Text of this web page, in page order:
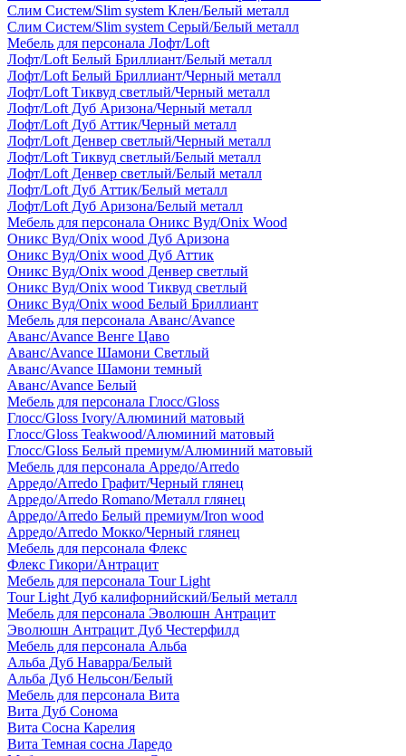
Слим Систем/Slim system Клен/Белый металл
Слим Систем/Slim system Серый/Белый металл
Мебель для персонала Лофт/Loft
Лофт/Loft Белый Бриллиант/Белый металл
Лофт/Loft Белый Бриллиант/Черный металл
Лофт/Loft Тиквуд светлый/Черный металл
Лофт/Loft Дуб Аризона/Черный металл
Лофт/Loft Дуб Аттик/Черный металл
Лофт/Loft Денвер светлый/Черный металл
Лофт/Loft Тиквуд светлый/Белый металл
Лофт/Loft Денвер светлый/Белый металл
Лофт/Loft Дуб Аттик/Белый металл
Лофт/Loft Дуб Аризона/Белый металл
Мебель для персонала Оникс Вуд/Onix Wood
Оникс Вуд/Onix wood Дуб Аризона
Оникс Вуд/Onix wood Дуб Аттик
Оникс Вуд/Onix wood Денвер светлый
Оникс Вуд/Onix wood Тиквуд светлый
Оникс Вуд/Onix wood Белый Бриллиант
Мебель для персонала Аванс/Avance
Аванс/Avance Венге Цаво
Аванс/Avance Шамони Светлый
Аванс/Avance Шамони темный
Аванс/Avance Белый
Мебель для персонала Глосс/Gloss
Глосс/Gloss Ivory/Алюминий матовый
Глосс/Gloss Teakwood/Алюминий матовый
Глосс/Gloss Белый премиум/Алюминий матовый
Мебель для персонала Арредо/Arredo
Арредо/Arredo Графит/Черный глянец
Арредо/Arredo Romano/Металл глянец
Арредо/Arredo Белый премиум/Iron wood
Арредо/Arredo Мокко/Черный глянец
Мебель для персонала Флекс
Флекс Гикори/Антрацит
Мебель для персонала Tour Light
Tour Light Дуб калифорнийский/Белый металл
Мебель для персонала Эволюшн Антрацит
Эволюшн Антрацит Дуб Честерфилд
Мебель для персонала Альба
Альба Дуб Наварра/Белый
Альба Дуб Нельсон/Белый
Мебель для персонала Вита
Вита Дуб Сонома
Вита Сосна Карелия
Вита Темная сосна Ларедо